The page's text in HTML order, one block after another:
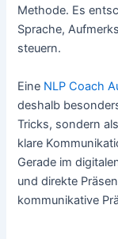
Methode. Es
Sprache,
steuern.
Eine NLP Coach
deshalb
Tricks, sondern
klare
Gerade im
und direkte
kommunikative